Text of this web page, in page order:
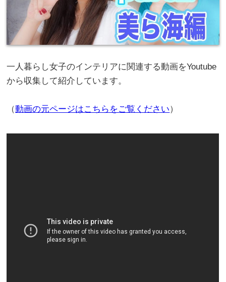
一人暮らし女子のインテリアに関連する動画をYoutube
から収集して紹介しています。
（動画の元ページはこちらをご覧ください）